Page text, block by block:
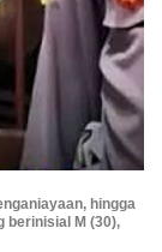
hingga
berinisial M (30),